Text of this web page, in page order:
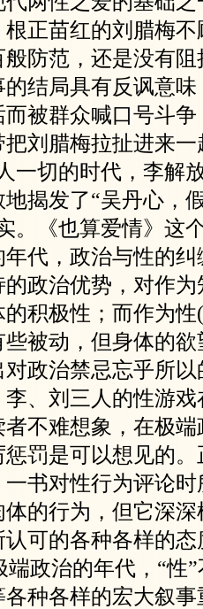
正苗红的刘腊梅
防范，还是没有
结局具有反讽意
被群众喊口号斗
刘腊梅拉扯进来
一切的时代，李解
揭发了“吴丹心，
。《也算爱情》这
代，政治与性的
政治优势，对作
积极性；而作为
被动，但身体的
政治禁忌忘乎所
、刘三人的性游
不难想象，在极
罚是可以想见的
书对性行为评论
的行为，但它深
可的各种各样的
政治的年代，“性
种各样的宏大叙